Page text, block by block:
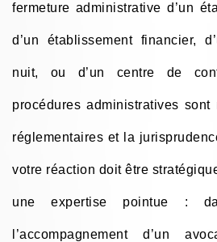
fermeture administrative d’un
d’un établissement financier,
nuit, ou d’un centre de
procédures administratives
réglementaires et la
votre réaction doit être
une expertise pointue :
l’accompagnement d’un